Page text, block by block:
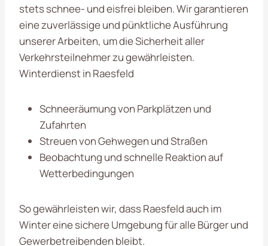
stets schnee- und eisfrei bleiben. Wir garantieren
eine zuverlässige und pünktliche Ausführung
unserer Arbeiten, um die Sicherheit aller
Verkehrsteilnehmer zu gewährleisten.
Winterdienst in Raesfeld
Schneeräumung von Parkplätzen und
Zufahrten
Streuen von Gehwegen und Straßen
Beobachtung und schnelle Reaktion auf
Wetterbedingungen
So gewährleisten wir, dass Raesfeld auch im
Winter eine sichere Umgebung für alle Bürger und
Gewerbetreibenden bleibt.